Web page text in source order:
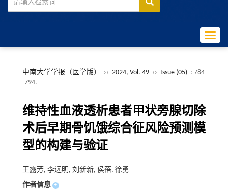
中南大学学报（医学版） ›› 2024, Vol. 49 ›› Issue (05) : 784
-794.
维持性血液透析患者甲状旁腺切除
术后早期骨饥饿综合征风险预测模
型的构建与验证
王露芳, 李远明, 刘新新, 侯蓓, 徐勇
作者信息 +